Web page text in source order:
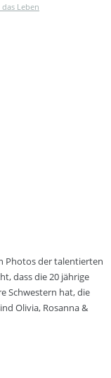
Leben
Photos der talentierten
dass die 20 jährige
Schwestern hat, die
Olivia, Rosanna &